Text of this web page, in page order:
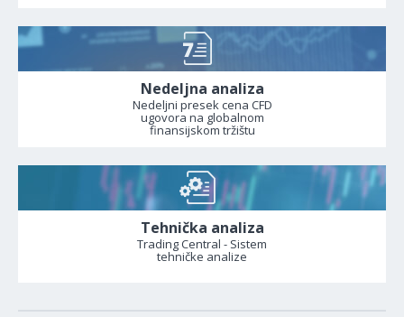
Nedeljna analiza
Nedeljni presek cena CFD
ugovora na globalnom
finansijskom tržištu
Tehnička analiza
Trading Central - Sistem
tehničke analize